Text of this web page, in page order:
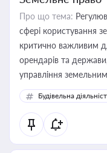
Про що тема:
сфері користування
критично важливим
орендарів та
управління
Будівельна